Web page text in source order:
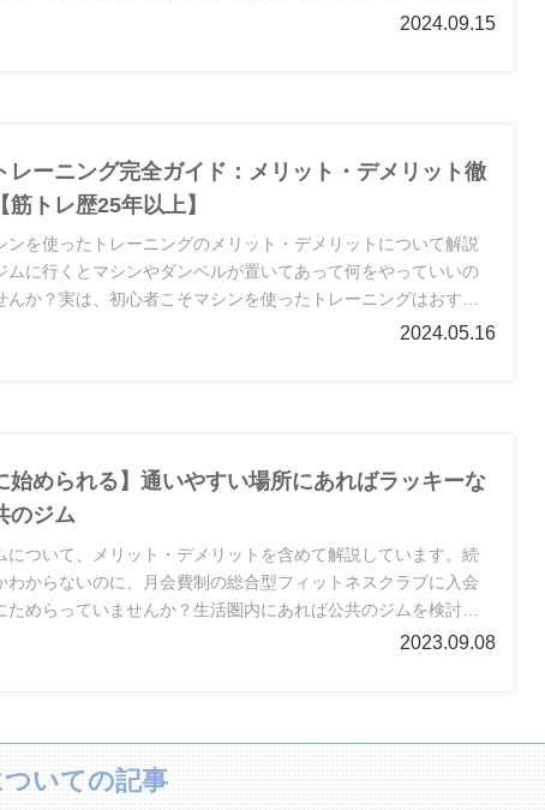
エリアで案内の経験あり。
2024.09.15
レーニング完全ガイド：メリット・デメリット徹
筋トレ歴25年以上】
ンを使ったトレーニングのメリット・デメリットについて解説
ムに行くとマシンやダンベルが置いてあって何をやっていいの
んか？実は、初心者こそマシンを使ったトレーニングはおすす
。筋トレ歴25年以上の経験あり。
2024.05.16
始められる】通いやすい場所にあればラッキーな
のジム
について、メリット・デメリットを含めて解説しています。続
わからないのに、月会費制の総合型フィットネスクラブに入会
ためらっていませんか？生活圏内にあれば公共のジムを検討し
様々なジムに通った経験あり。
2023.09.08
いての記事